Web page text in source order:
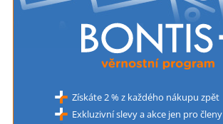
Získáte 2 % z každého nákupu zpět
Exkluzivní slevy a akce jen pro členy